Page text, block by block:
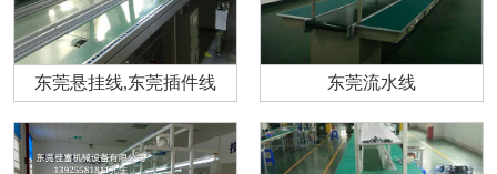
东莞悬挂线,东莞插件线 东莞流水线